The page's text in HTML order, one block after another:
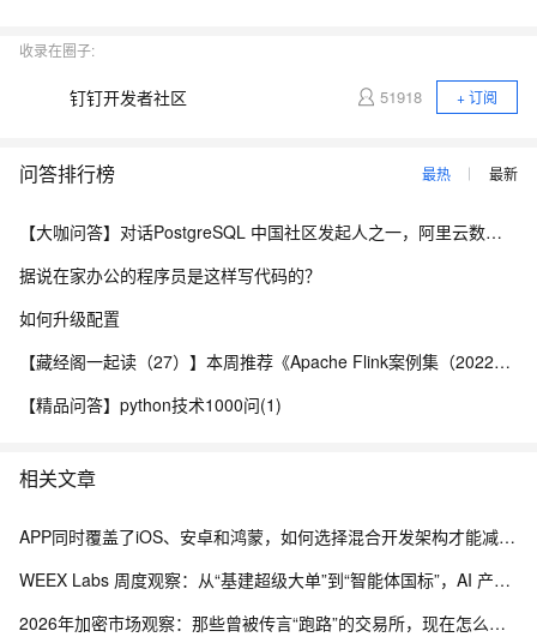
收录在圈子:
钉钉开发者社区 51918 + 订阅
问答排行榜 最热 最新
【大咖问答】对话PostgreSQL 中国社区发起人之一，阿里云数据库高级专家 德哥
据说在家办公的程序员是这样写代码的？
如何升级配置
【藏经阁一起读（27）】本周推荐《Apache Flink案例集（2022版）》，你有哪些心得？
【精品问答】python技术1000问(1)
相关文章
APP同时覆盖了iOS、安卓和鸿蒙，如何选择混合开发架构才能减少重复建设，提高功能上线效率～
WEEX Labs 周度观察：从“基建超级大单”到“智能体国标”，AI 产业的务实落地潮
2026年加密市场观察：那些曾被传言“跑路”的交易所，现在怎么样了？